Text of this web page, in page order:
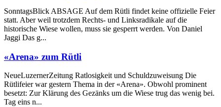
SonntagsBlick ABSAGE Auf dem Rütli findet keine offizielle Feier
statt. Aber weil trotzdem Rechts- und Linksradikale auf die
historische Wiese wollen, muss sie gesperrt werden. Von Daniel
Jaggi Das g...
«Arena» zum Rütli
NeueLuzernerZeitung Ratlosigkeit und Schuldzuweisung Die
Rütlifeier war gestern Thema in der «Arena». Obwohl prominent
besetzt: Zur Klärung des Gezänks um die Wiese trug das wenig bei.
Tag eins n...